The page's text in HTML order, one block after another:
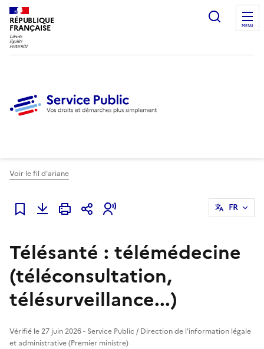
RÉPUBLIQUE
FRANÇAISE
Ouvrir
MENU
Voir le fil d'ariane
Ajouter à mes favoris
FR
Télésanté : télémédecine
(téléconsultation,
télésurveillance...)
Vérifié le 27 juin 2026 - Service Public / Direction de l'information légale
et administrative (Premier ministre)